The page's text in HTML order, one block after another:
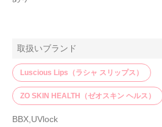
取扱いブランド
Luscious Lips（ラシャ スリップス）
ZO SKIN HEALTH（ゼオスキン ヘルス）
BBX,UVlock